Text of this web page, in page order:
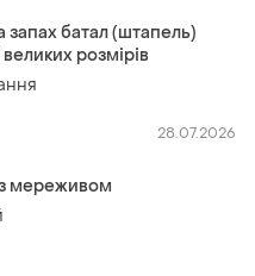
батал (штапель)
розмірів
28.07.2026
мереживом